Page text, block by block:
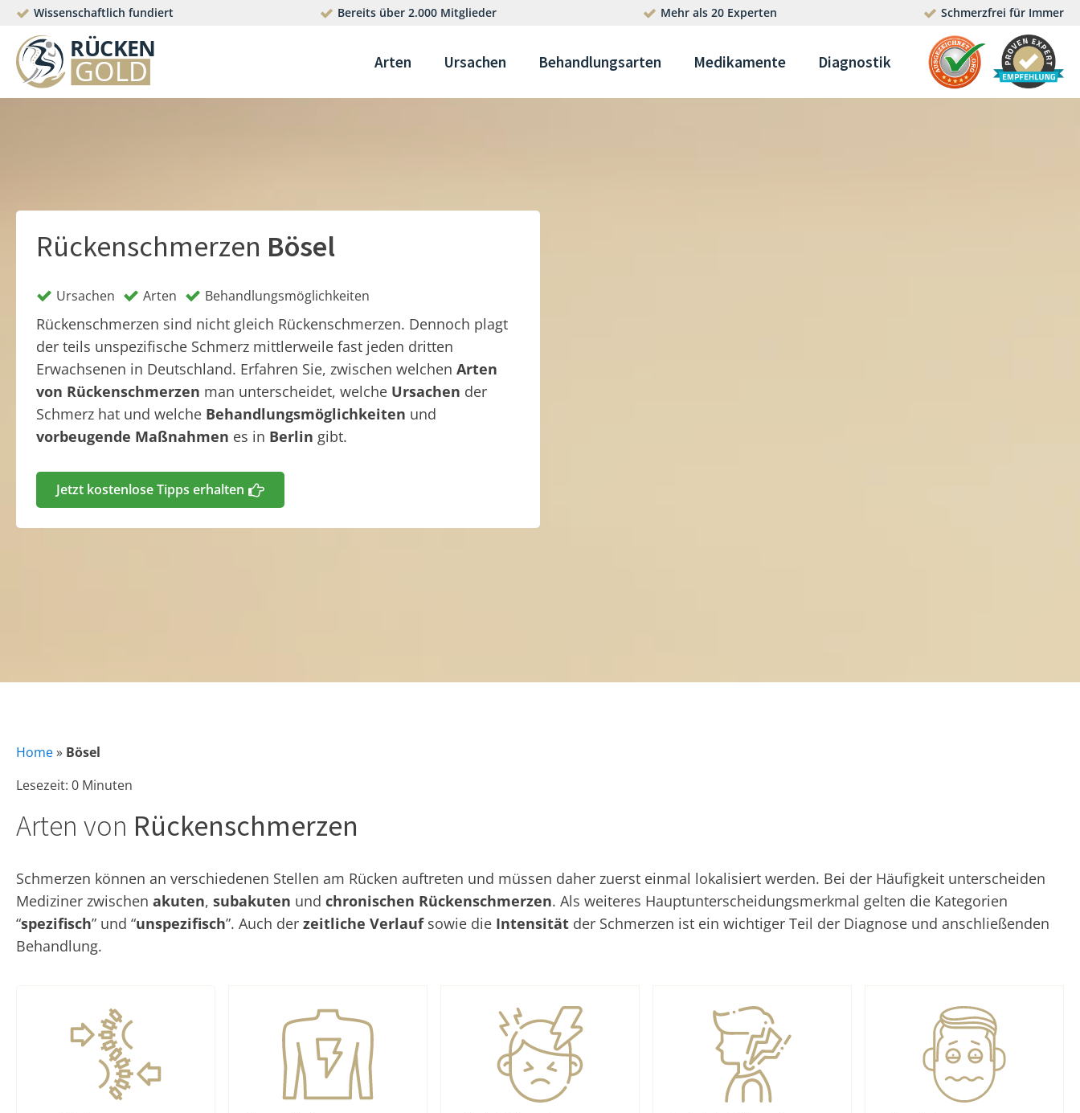
Wissenschaftlich fundiert Bereits über 2.000 Mitglieder Mehr als 20 Experten Schmerzfrei für Immer
Arten Ursachen Behandlungsarten Medikamente Diagnostik
Rückenschmerzen Bösel
Ursachen Arten Behandlungsmöglichkeiten
Rückenschmerzen sind nicht gleich Rückenschmerzen. Dennoch plagt
der teils unspezifische Schmerz mittlerweile fast jeden dritten
Erwachsenen in Deutschland. Erfahren Sie, zwischen welchen Arten
von Rückenschmerzen man unterscheidet, welche Ursachen der
Schmerz hat und welche Behandlungsmöglichkeiten und
vorbeugende Maßnahmen es in Berlin gibt.
Jetzt kostenlose Tipps erhalten
Home» Bösel
Lesezeit: 0 Minuten
Arten von Rückenschmerzen
Schmerzen können an verschiedenen Stellen am Rücken auftreten und müssen daher zuerst einmal lokalisiert werden. Bei der Häufigkeit unterscheiden
Mediziner zwischen akuten, subakuten und chronischen Rückenschmerzen. Als weiteres Hauptunterscheidungsmerkmal gelten die Kategorien
“spezifisch” und “unspezifisch”. Auch der zeitliche Verlauf sowie die Intensität der Schmerzen ist ein wichtiger Teil der Diagnose und anschließenden
Behandlung.